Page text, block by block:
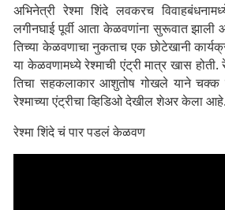
अभिनेत्री रेश्मा शिंदे लवकरच
लगीनघाई पूर्वी आता केळवणांना सुरूवात
तिच्या केळवणाचा नुकताच एक छोटेखानी
या केळवणामध्ये रेश्माची एंट्री मात्र खास होती.
तिचा सहकलाकार आशुतोष गोखले याने
रेश्माच्या एंट्रीचा व्हिडिओ देखील शेअर केला आहे.
रेश्मा शिंदे चं पार पडलं केळवण